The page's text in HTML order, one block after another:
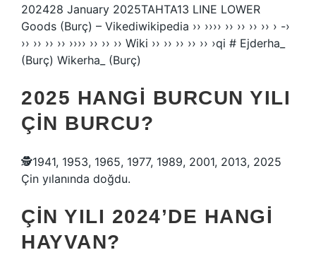
202428 January 2025TAHTA13 LINE LOWER
Goods (Burç) – Vikediwikipedia ›› ›››› ›› ›› ›› ›› › -›
›› ›› ›› ›› ›››› ›› ›› ›› Wiki ›› ›› ›› ›› ›› ›qi # Ejderha_
(Burç) Wikerha_ (Burç)
2025 HANGI BURCUN YILI
ÇIN BURCU?
🕵️1941, 1953, 1965, 1977, 1989, 2001, 2013, 2025
Çin yılanında doğdu.
ÇIN YILI 2024’DE HANGI
HAYVAN?